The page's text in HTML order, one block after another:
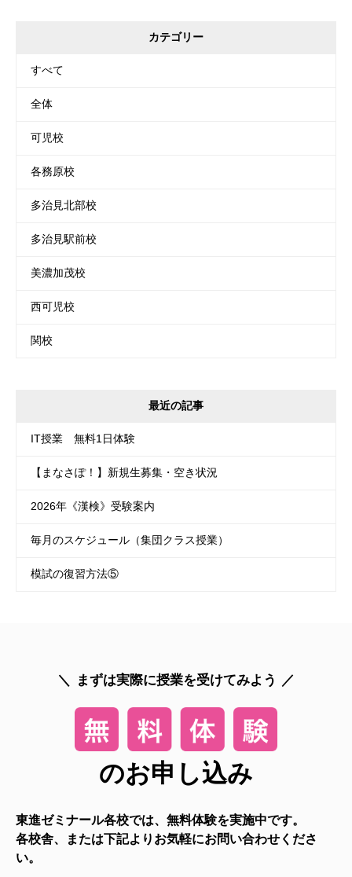
カテゴリー
すべて
全体
可児校
各務原校
多治見北部校
多治見駅前校
美濃加茂校
西可児校
関校
最近の記事
IT授業 無料1日体験
【まなさぽ！】新規生募集・空き状況
2026年《漢検》受験案内
毎月のスケジュール（集団クラス授業）
模試の復習方法⑤
まずは実際に授業を受けてみよう
のお申し込み
東進ゼミナール各校では、無料体験を実施中です。
各校舎、または下記よりお気軽にお問い合わせくださ
い。